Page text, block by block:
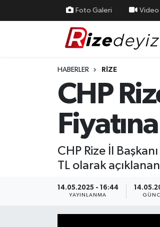
Foto Galeri Video
HABERLER RIZE
CHP
CHP Rize İl
TL olarak
14.05.2025 - 16:44
YAYINLANMA
Yurttan Haberler
Ekonomi
Rize Nöbetçi Eczaneler
Rize Trafik Yoğunluk Haritası
Süper Lig Puan Durumu ve Fikstür
Tüm Manşetler
Son Dakika Haberleri
Haber Arşivi